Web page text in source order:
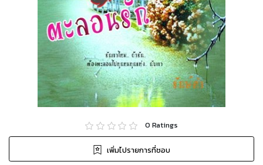
0 Ratings
เพิ่มไปรายการที่ชอบ